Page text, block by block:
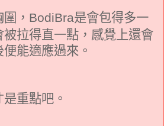
， BodiBra是會包得多一
拉得直一點，感覺上還會
能適應過來。
重點吧。